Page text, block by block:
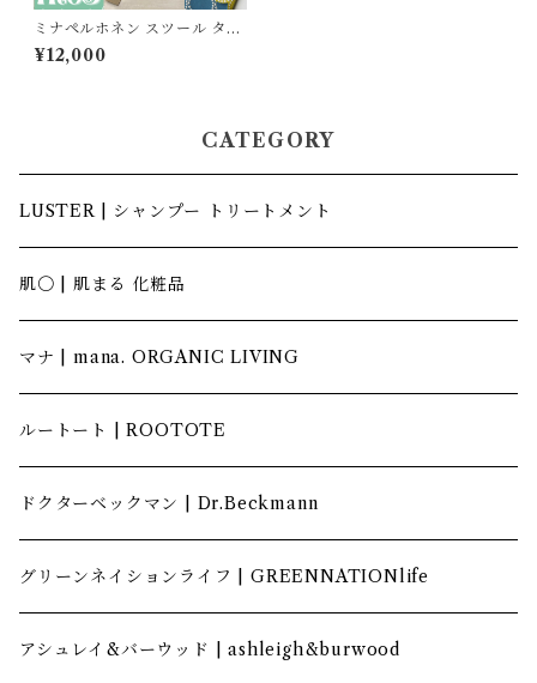
ミナペルホネン スツール タン
バリン 丸椅子【ブルー/イエロ
ー】
¥12,000
CATEGORY
LUSTER | シャンプー トリートメント
肌〇 | 肌まる 化粧品
マナ | mana. ORGANIC LIVING
ルートート | ROOTOTE
ドクターベックマン | Dr.Beckmann
グリーンネイションライフ | GREENNATIONlife
アシュレイ&バーウッド | ashleigh&burwood